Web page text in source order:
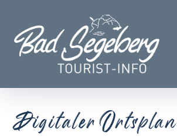
Digitaler Ortsplan